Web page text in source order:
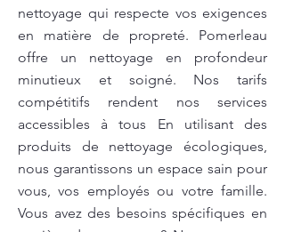
nettoyage qui respecte vos exigences
en matière de propreté. Pomerleau
offre un nettoyage en profondeur
minutieux et soigné. Nos tarifs
compétitifs rendent nos services
accessibles à tous En utilisant des
produits de nettoyage écologiques,
nous garantissons un espace sain pour
vous, vos employés ou votre famille.
Vous avez des besoins spécifiques en